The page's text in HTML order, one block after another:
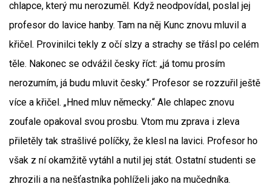
chlapce, který mu nerozuměl. Když neodpovídal, poslal jej
profesor do lavice hanby. Tam na něj Kunc znovu mluvil a
křičel. Provinilci tekly z očí slzy a strachy se třásl po celém
těle. Nakonec se odvážil česky říct: „já tomu prosím
nerozumím, já budu mluvit česky.“ Profesor se rozzuřil ještě
více a křičel. „Hned mluv německy.“ Ale chlapec znovu
zoufale opakoval svou prosbu. Vtom mu zprava i zleva
přiletěly tak strašlivé políčky, že klesl na lavici. Profesor ho
však z ní okamžitě vytáhl a nutil jej stát. Ostatní studenti se
zhrozili a na nešťastníka pohlíželi jako na mučedníka.